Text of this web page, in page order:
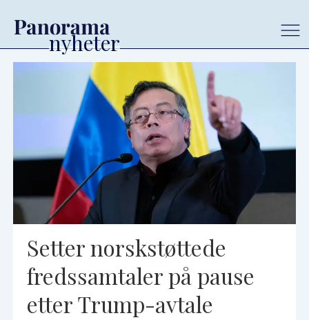
Tag:
fredssamtaler
Setter norskstøttede
fredssamtaler på pause
etter Trump-avtale